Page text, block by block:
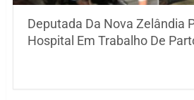
Deputada Da Nova Zelândia
Hospital Em Trabalho De